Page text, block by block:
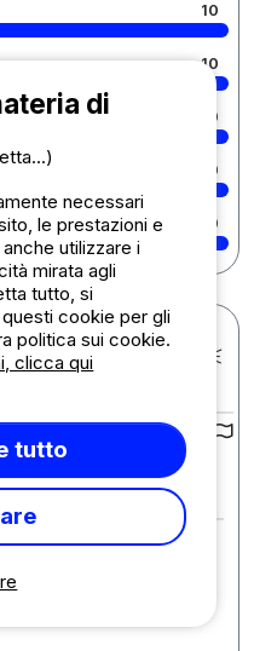
10
10
10
10
10
-
1 camera
di
necessari
le prestazioni e
utilizzare i
mirata agli
tutto, si
cookie per gli
politica sui cookie.
clicca qui
tutto